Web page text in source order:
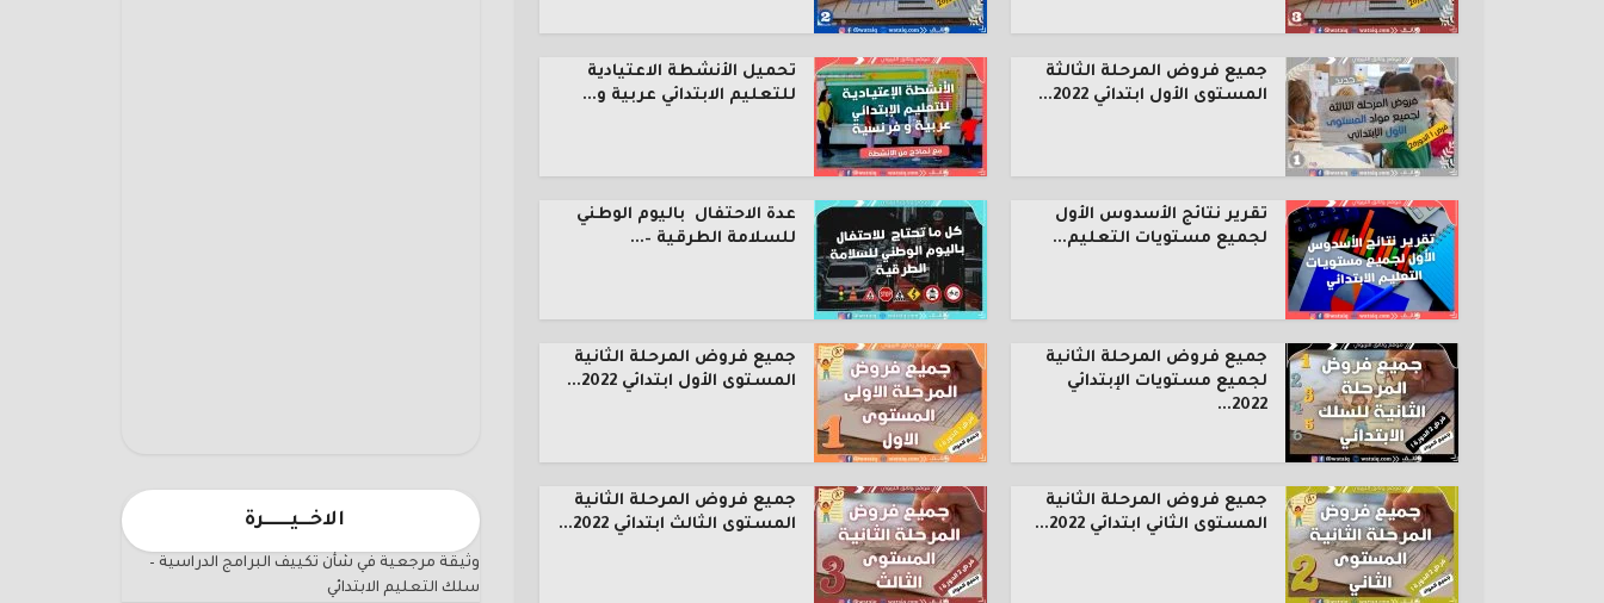
الاخـــيـــــــرة
وثيقة مرجعية في شأن تكييف البرامج الدراسية –
سلك التعليم الابتدائي
جميع فروض المرحلة الثالثة
المستوى الأول ابتدائي 2022...
تحميل الأنشطة الاعتيادية
للتعليم الابتدائي عربية و...
تقرير نتائج الأسدوس الأول
لجميع مستويات التعليم...
عدة الاحتفال باليوم الوطني
للسلامة الطرقية –...
جميع فروض المرحلة الثانية
لجميع مستويات الإبتدائي
2022...
جميع فروض المرحلة الثانية
المستوى الأول ابتدائي 2022...
جميع فروض المرحلة الثانية
المستوى الثاني ابتدائي 2022...
جميع فروض المرحلة الثانية
المستوى الثالث ابتدائي 2022...